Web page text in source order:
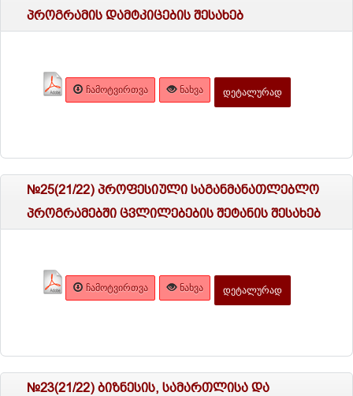
პროგრამის დამტკიცების შესახებ
ᲩᲐᲛᲝᲢᲕᲘᲠᲗᲕᲐ ᲜᲐᲮᲕᲐ ᲓᲔᲢᲐᲚᲣᲠᲐᲓ
№25(21/22) პროფესიული საგანმანათლებლო
პროგრამებში ცვლილებების შეტანის შესახებ
ᲩᲐᲛᲝᲢᲕᲘᲠᲗᲕᲐ ᲜᲐᲮᲕᲐ ᲓᲔᲢᲐᲚᲣᲠᲐᲓ
№23(21/22) ბიზნესის, სამართლისა და